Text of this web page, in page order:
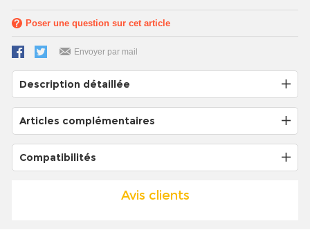
Poser une question sur cet article
Envoyer par mail
Description détaillée
Articles complémentaires
Compatibilités
Avis clients